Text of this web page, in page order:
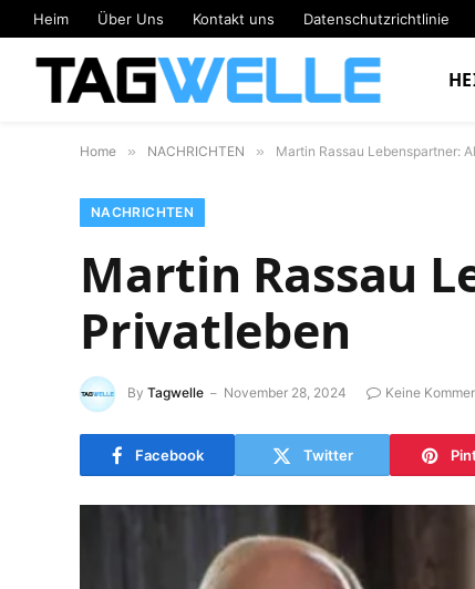
Heim Über Uns Kontakt uns Datenschutzrichtlinie
Home » NACHRICHTEN » Martin Rassau Lebenspartner:
NACHRICHTEN
Martin Rassau
Privatleben
By Tagwelle November 28, 2024 Keine
Facebook Twitter